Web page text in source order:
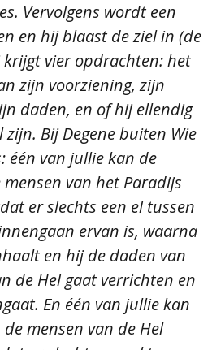
Vervolgens wordt een
en hij blaast de ziel in (de
krijgt vier opdrachten: het
zijn voorziening, zijn
daden, en of hij ellendig
zijn. Bij Degene buiten Wie
één van jullie kan de
van het Paradijs
er slechts een el tussen
ervan is, waarna
en hij de daden van
de Hel gaat verrichten en
En één van jullie kan
mensen van de Hel